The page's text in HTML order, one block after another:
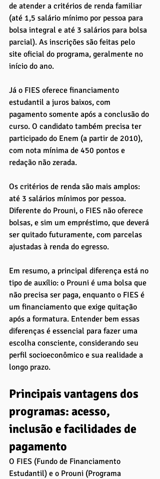
de atender a critérios de renda familiar
(até 1,5 salário mínimo por pessoa para
bolsa integral e até 3 salários para bolsa
parcial). As inscrições são feitas pelo
site oficial do programa, geralmente no
início do ano.
Já o FIES oferece financiamento
estudantil a juros baixos, com
pagamento somente após a conclusão do
curso. O candidato também precisa ter
participado do Enem (a partir de 2010),
com nota mínima de 450 pontos e
redação não zerada.
Os critérios de renda são mais amplos:
até 3 salários mínimos por pessoa.
Diferente do Prouni, o FIES não oferece
bolsas, e sim um empréstimo, que deverá
ser quitado futuramente, com parcelas
ajustadas à renda do egresso.
Em resumo, a principal diferença está no
tipo de auxílio: o Prouni é uma bolsa que
não precisa ser paga, enquanto o FIES é
um financiamento que exige quitação
após a formatura. Entender bem essas
diferenças é essencial para fazer uma
escolha consciente, considerando seu
perfil socioeconômico e sua realidade a
longo prazo.
Principais vantagens dos
programas: acesso,
inclusão e facilidades de
pagamento
O FIES (Fundo de Financiamento
Estudantil) e o Prouni (Programa